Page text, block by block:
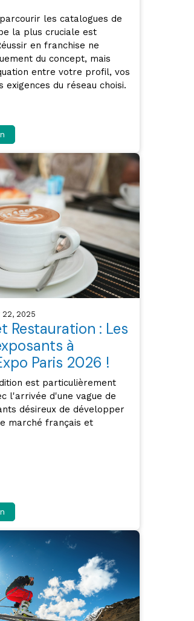
les catalogues de
la plus cruciale est
en franchise ne
du concept, mais
entre votre profil, vos
du réseau choisi.
22, 2025
Restauration : Les
à
Paris 2026 !
est particulièrement
l'arrivée d'une vague de
désireux de développer
marché français et